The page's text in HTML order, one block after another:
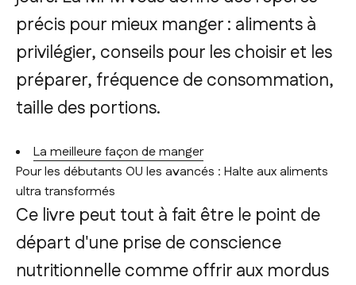
précis pour mieux manger : aliments à
privilégier, conseils pour les choisir et les
préparer, fréquence de consommation,
taille des portions.
La meilleure façon de manger
Pour les débutants OU les avancés : Halte aux aliments
ultra transformés
Ce livre peut tout à fait être le point de
départ d'une prise de conscience
nutritionnelle comme offrir aux mordus